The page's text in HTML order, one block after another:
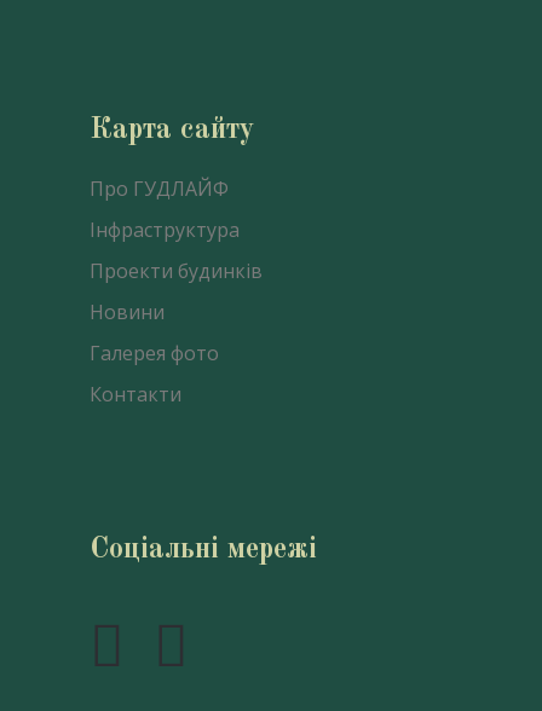
Карта сайту
Про ГУДЛАЙФ
Інфраструктура
Проекти будинків
Новини
Галерея фото
Контакти
Соціальні мережі